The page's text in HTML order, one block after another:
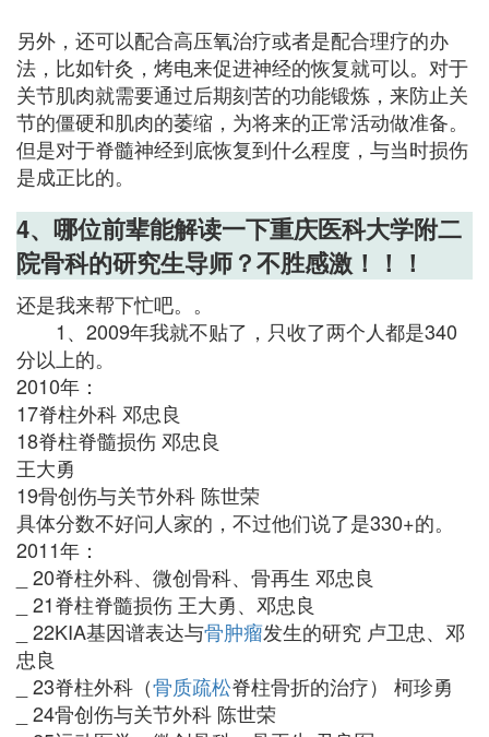
另外，还可以配合高压氧治疗或者是配合理疗的办
法，比如针灸，烤电来促进神经的恢复就可以。对于
关节肌肉就需要通过后期刻苦的功能锻炼，来防止关
节的僵硬和肌肉的萎缩，为将来的正常活动做准备。
但是对于脊髓神经到底恢复到什么程度，与当时损伤
是成正比的。
4、哪位前辈能解读一下重庆医科大学附二
院骨科的研究生导师？不胜感激！！！
还是我来帮下忙吧。。
1、2009年我就不贴了，只收了两个人都是340
分以上的。
2010年：
17脊柱外科 邓忠良
18脊柱脊髓损伤 邓忠良
王大勇
19骨创伤与关节外科 陈世荣
具体分数不好问人家的，不过他们说了是330+的。
2011年：
_ 20脊柱外科、微创骨科、骨再生 邓忠良
_ 21脊柱脊髓损伤 王大勇、邓忠良
_ 22KIA基因谱表达与骨肿瘤发生的研究 卢卫忠、邓
忠良
_ 23脊柱外科（骨质疏松脊柱骨折的治疗） 柯珍勇
_ 24骨创伤与关节外科 陈世荣